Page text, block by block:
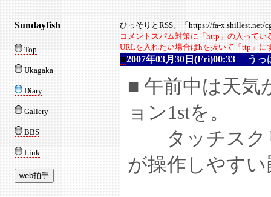
Sundayfish
Top
Ukagaka
Diary
Gallery
BBS
Link
ひっそりとRSS。「https://fa-x.shillest.net/
コメントスパム対策に「http」の入って
URLを入れたい場合はhを抜いて「ttp」に
■2007年03月30日(Fri)00:33 うっ
■ 午前中は天気
ョン1stを。
タッチスク
が操作しやすい